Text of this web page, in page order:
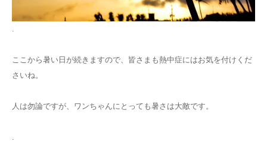
ここから暑い日が続きますので、皆さまも熱中症にはお気を付けくだ
さいね。
人は勿論ですが、ワンちゃんにとっても暑さは大敵です。